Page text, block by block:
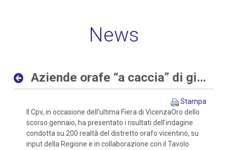
digitali che tradizionali -
News
Aziende orafe “a caccia” di giovani sia con competenze digitali che tradizionali
Stampa
Il Cpv, in occasione dell’ultima Fiera di VicenzaOro dello
scorso gennaio, ha presentato i risultati dell’indagine
condotta su 200 realtà del distretto orafo vicentino, su
input della Regione e in collaborazione con il Tavolo